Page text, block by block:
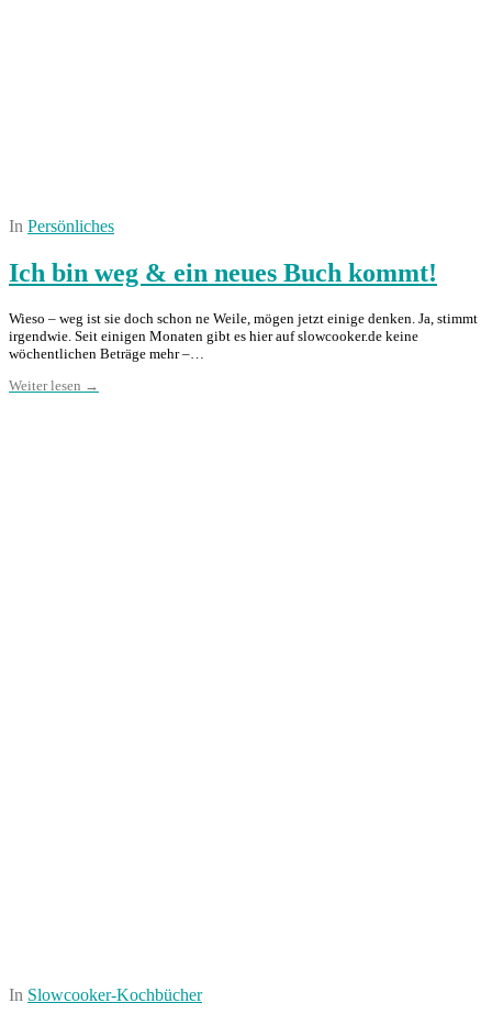
In Persönliches
Ich bin weg & ein neues Buch kommt!
Wieso – weg ist sie doch schon ne Weile, mögen jetzt einige denken. Ja, stimmt
irgendwie. Seit einigen Monaten gibt es hier auf slowcooker.de keine
wöchentlichen Beträge mehr –…
Weiter lesen →
In Slowcooker-Kochbücher